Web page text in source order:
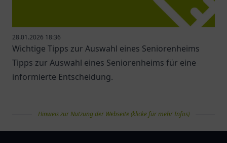
28.01.2026 18:36
Wichtige Tipps zur Auswahl eines Seniorenheims
Tipps zur Auswahl eines Seniorenheims für eine
informierte Entscheidung.
Hinweis zur Nutzung der Webseite (klicke für mehr Infos)